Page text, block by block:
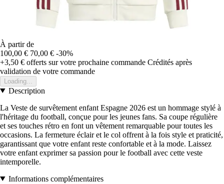
À partir de
100,00 € 70,00 € -30%
+3,50 € offerts sur votre prochaine commande Crédités après
validation de votre commande
Loading...
Description
La Veste de survêtement enfant Espagne 2026 est un hommage stylé à
l'héritage du football, conçue pour les jeunes fans. Sa coupe régulière
et ses touches rétro en font un vêtement remarquable pour toutes les
occasions. La fermeture éclair et le col offrent à la fois style et praticité,
garantissant que votre enfant reste confortable et à la mode. Laissez
votre enfant exprimer sa passion pour le football avec cette veste
intemporelle.
Informations complémentaires